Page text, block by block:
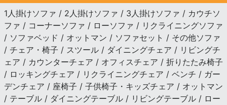
1人掛けソファ / 2人掛けソファ / 3人掛けソファ / カウチソ
ファ / コーナーソファ / ローソファ / リクライニングソファ
/ ソファベッド / オットマン / ソファセット / その他ソファ
/ チェア・椅子 / スツール / ダイニングチェア / リビングチ
ェア / カウンターチェア / オフィスチェア / 折りたたみ椅子
/ ロッキングチェア / リクライニングチェア / ベンチ / ガー
デンチェア / 座椅子 / 子供椅子・キッズチェア / オットマン
/ テーブル / ダイニングテーブル / リビングテーブル / ロー